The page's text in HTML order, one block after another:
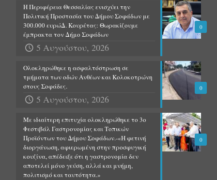
0
Η Περιφέρεια Θεσσαλίας ενισχύει την
Πολιτική Προστασία του Δήμου Σοφάδων με
300.000 ευρώΔ. Κουρέτας: Θωρακίζουμε
έμπρακτα τον Δήμο Σοφάδων
5 Αυγούστου, 2026
0
Ολοκληρώθηκε η ασφαλτόστρωση σε
τμήματα των οδών Ανθέων και Κολοκοτρώνη
στους Σοφάδες.
5 Αυγούστου, 2026
0
Με ιδιαίτερη επιτυχία ολοκληρώθηκε το 3ο
Φεστιβάλ Γαστρονομίας και Τοπικών
Προϊόντων του Δήμου Σοφάδων.-«Η φετινή
διοργάνωση, αφιερωμένη στην προσφυγική
κουζίνα, απέδειξε ότι η γαστρονομία δεν
αποτελεί μόνο γεύση, αλλά και μνήμη,
πολιτισμό και ταυτότητα.»